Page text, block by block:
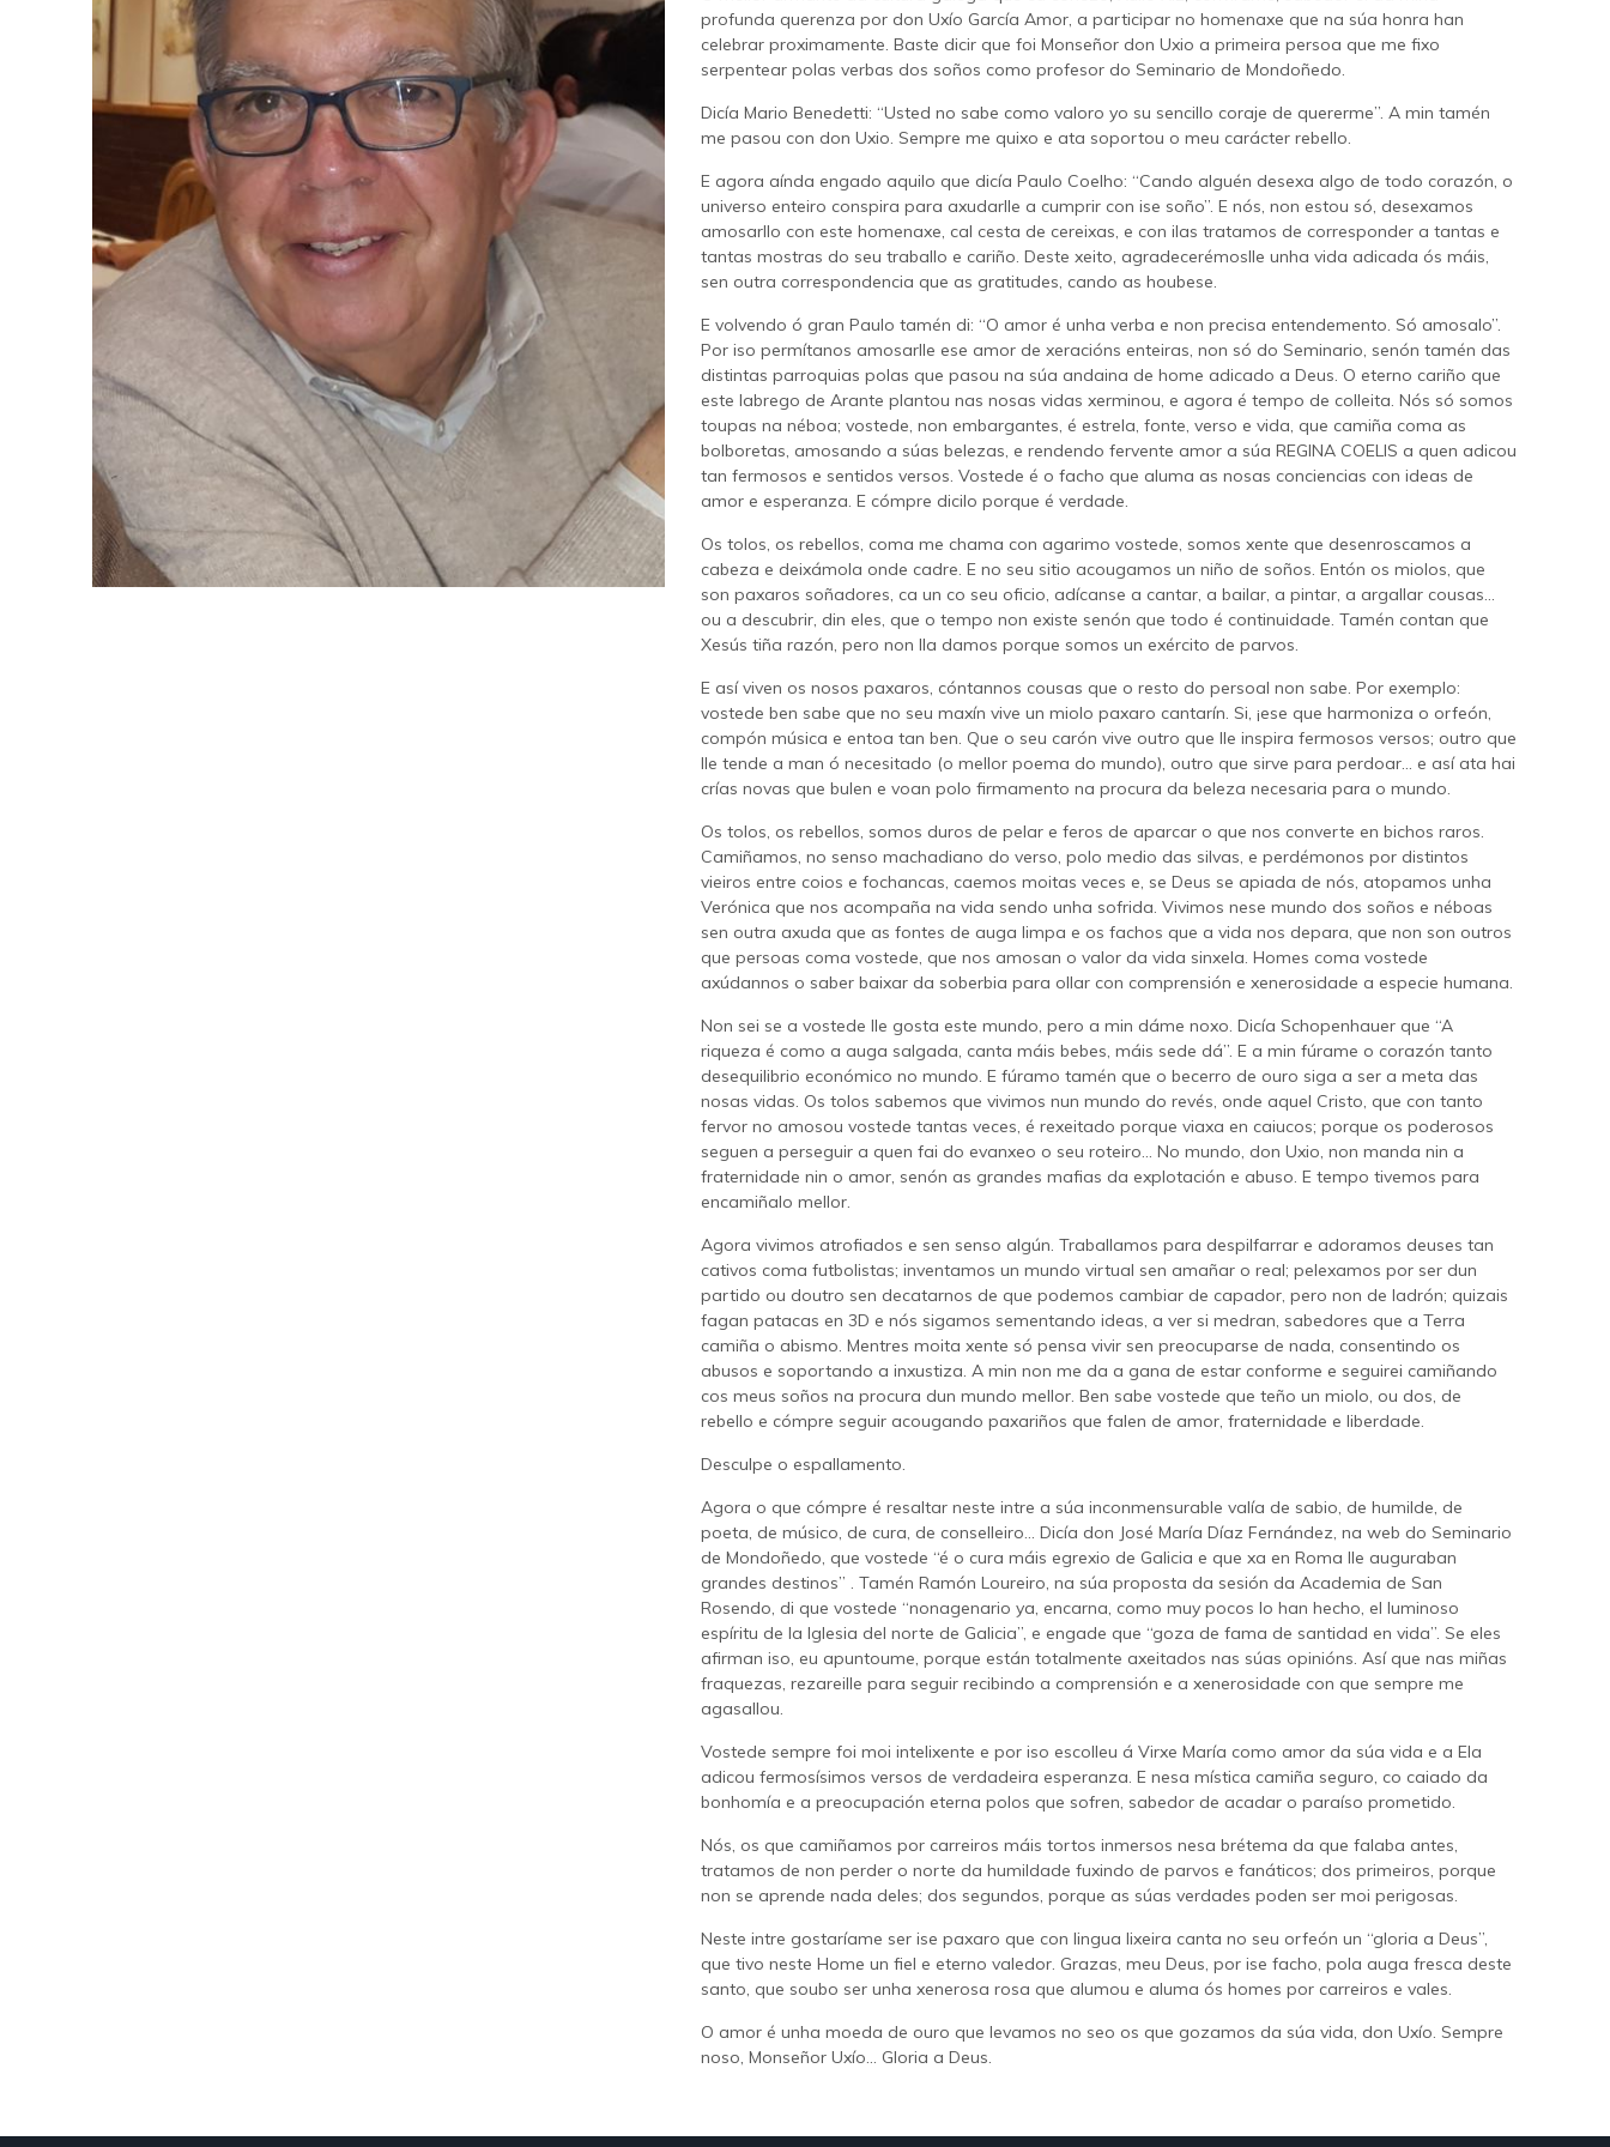
profunda querenza por don Uxío García Amor, a participar no homenaxe que na súa honra han
celebrar proximamente. Baste dicir que foi Monseñor don Uxio a primeira persoa que me fixo
serpentear polas verbas dos soños como profesor do Seminario de Mondoñedo.
Dicía Mario Benedetti: “Usted no sabe como valoro yo su sencillo coraje de quererme”. A min tamén
me pasou con don Uxio. Sempre me quixo e ata soportou o meu carácter rebello.
E agora aínda engado aquilo que dicía Paulo Coelho: “Cando alguén desexa algo de todo corazón, o
universo enteiro conspira para axudarlle a cumprir con ise soño”. E nós, non estou só, desexamos
amosarllo con este homenaxe, cal cesta de cereixas, e con ilas tratamos de corresponder a tantas e
tantas mostras do seu traballo e cariño. Deste xeito, agradecerémoslle unha vida adicada ós máis,
sen outra correspondencia que as gratitudes, cando as houbese.
E volvendo ó gran Paulo tamén di: “O amor é unha verba e non precisa entendemento. Só amosalo”.
Por iso permítanos amosarlle ese amor de xeracións enteiras, non só do Seminario, senón tamén das
distintas parroquias polas que pasou na súa andaina de home adicado a Deus. O eterno cariño que
este labrego de Arante plantou nas nosas vidas xerminou, e agora é tempo de colleita. Nós só somos
toupas na néboa; vostede, non embargantes, é estrela, fonte, verso e vida, que camiña coma as
bolboretas, amosando a súas belezas, e rendendo fervente amor a súa REGINA COELIS a quen adicou
tan fermosos e sentidos versos. Vostede é o facho que aluma as nosas conciencias con ideas de
amor e esperanza. E cómpre dicilo porque é verdade.
Os tolos, os rebellos, coma me chama con agarimo vostede, somos xente que desenroscamos a
cabeza e deixámola onde cadre. E no seu sitio acougamos un niño de soños. Entón os miolos, que
son paxaros soñadores, ca un co seu oficio, adícanse a cantar, a bailar, a pintar, a argallar cousas...
ou a descubrir, din eles, que o tempo non existe senón que todo é continuidade. Tamén contan que
Xesús tiña razón, pero non lla damos porque somos un exército de parvos.
E así viven os nosos paxaros, cóntannos cousas que o resto do persoal non sabe. Por exemplo:
vostede ben sabe que no seu maxín vive un miolo paxaro cantarín. Si, ¡ese que harmoniza o orfeón,
compón música e entoa tan ben. Que o seu carón vive outro que lle inspira fermosos versos; outro que
lle tende a man ó necesitado (o mellor poema do mundo), outro que sirve para perdoar... e así ata hai
crías novas que bulen e voan polo firmamento na procura da beleza necesaria para o mundo.
Os tolos, os rebellos, somos duros de pelar e feros de aparcar o que nos converte en bichos raros.
Camiñamos, no senso machadiano do verso, polo medio das silvas, e perdémonos por distintos
vieiros entre coios e fochancas, caemos moitas veces e, se Deus se apiada de nós, atopamos unha
Verónica que nos acompaña na vida sendo unha sofrida. Vivimos nese mundo dos soños e néboas
sen outra axuda que as fontes de auga limpa e os fachos que a vida nos depara, que non son outros
que persoas coma vostede, que nos amosan o valor da vida sinxela. Homes coma vostede
axúdannos o saber baixar da soberbia para ollar con comprensión e xenerosidade a especie humana.
Non sei se a vostede lle gosta este mundo, pero a min dáme noxo. Dicía Schopenhauer que “A
riqueza é como a auga salgada, canta máis bebes, máis sede dá”. E a min fúrame o corazón tanto
desequilibrio económico no mundo. E fúramo tamén que o becerro de ouro siga a ser a meta das
nosas vidas. Os tolos sabemos que vivimos nun mundo do revés, onde aquel Cristo, que con tanto
fervor no amosou vostede tantas veces, é rexeitado porque viaxa en caiucos; porque os poderosos
seguen a perseguir a quen fai do evanxeo o seu roteiro... No mundo, don Uxio, non manda nin a
fraternidade nin o amor, senón as grandes mafias da explotación e abuso. E tempo tivemos para
encamiñalo mellor.
Agora vivimos atrofiados e sen senso algún. Traballamos para despilfarrar e adoramos deuses tan
cativos coma futbolistas; inventamos un mundo virtual sen amañar o real; pelexamos por ser dun
partido ou doutro sen decatarnos de que podemos cambiar de capador, pero non de ladrón; quizais
fagan patacas en 3D e nós sigamos sementando ideas, a ver si medran, sabedores que a Terra
camiña o abismo. Mentres moita xente só pensa vivir sen preocuparse de nada, consentindo os
abusos e soportando a inxustiza. A min non me da a gana de estar conforme e seguirei camiñando
cos meus soños na procura dun mundo mellor. Ben sabe vostede que teño un miolo, ou dos, de
rebello e cómpre seguir acougando paxariños que falen de amor, fraternidade e liberdade.
Desculpe o espallamento.
Agora o que cómpre é resaltar neste intre a súa inconmensurable valía de sabio, de humilde, de
poeta, de músico, de cura, de conselleiro... Dicía don José María Díaz Fernández, na web do Seminario
de Mondoñedo, que vostede “é o cura máis egrexio de Galicia e que xa en Roma lle auguraban
grandes destinos” . Tamén Ramón Loureiro, na súa proposta da sesión da Academia de San
Rosendo, di que vostede “nonagenario ya, encarna, como muy pocos lo han hecho, el luminoso
espíritu de la Iglesia del norte de Galicia”, e engade que “goza de fama de santidad en vida”. Se eles
afirman iso, eu apuntoume, porque están totalmente axeitados nas súas opinións. Así que nas miñas
fraquezas, rezareille para seguir recibindo a comprensión e a xenerosidade con que sempre me
agasallou.
Vostede sempre foi moi intelixente e por iso escolleu á Virxe María como amor da súa vida e a Ela
adicou fermosísimos versos de verdadeira esperanza. E nesa mística camiña seguro, co caiado da
bonhomía e a preocupación eterna polos que sofren, sabedor de acadar o paraíso prometido.
Nós, os que camiñamos por carreiros máis tortos inmersos nesa brétema da que falaba antes,
tratamos de non perder o norte da humildade fuxindo de parvos e fanáticos; dos primeiros, porque
non se aprende nada deles; dos segundos, porque as súas verdades poden ser moi perigosas.
Neste intre gostaríame ser ise paxaro que con lingua lixeira canta no seu orfeón un “gloria a Deus”,
que tivo neste Home un fiel e eterno valedor. Grazas, meu Deus, por ise facho, pola auga fresca deste
santo, que soubo ser unha xenerosa rosa que alumou e aluma ós homes por carreiros e vales.
O amor é unha moeda de ouro que levamos no seo os que gozamos da súa vida, don Uxío. Sempre
noso, Monseñor Uxío... Gloria a Deus.